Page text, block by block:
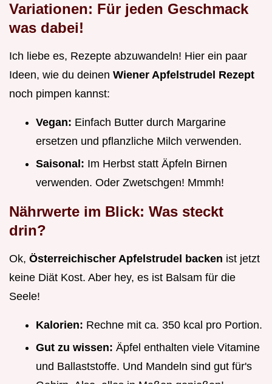
Variationen: Für jeden Geschmack
was dabei!
Ich liebe es, Rezepte abzuwandeln! Hier ein paar
Ideen, wie du deinen Wiener Apfelstrudel Rezept
noch pimpen kannst:
Vegan: Einfach Butter durch Margarine
ersetzen und pflanzliche Milch verwenden.
Saisonal: Im Herbst statt Äpfeln Birnen
verwenden. Oder Zwetschgen! Mmmh!
Nährwerte im Blick: Was steckt
drin?
Ok, Österreichischer Apfelstrudel backen ist jetzt
keine Diät Kost. Aber hey, es ist Balsam für die
Seele!
Kalorien: Rechne mit ca. 350 kcal pro Portion.
Gut zu wissen: Äpfel enthalten viele Vitamine
und Ballaststoffe. Und Mandeln sind gut für's